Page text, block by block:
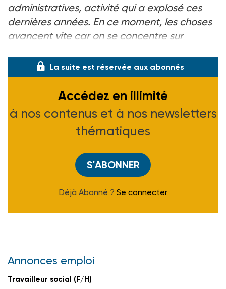
administratives, activité qui a explosé ces
dernières années. En ce moment, les choses
avancent vite car on se concentre sur
La suite est réservée aux abonnés
Accédez en illimité
à nos contenus et à nos newsletters
thématiques
S'ABONNER
Déjà Abonné ? Se connecter
Annonces emploi
Travailleur social (F/H)